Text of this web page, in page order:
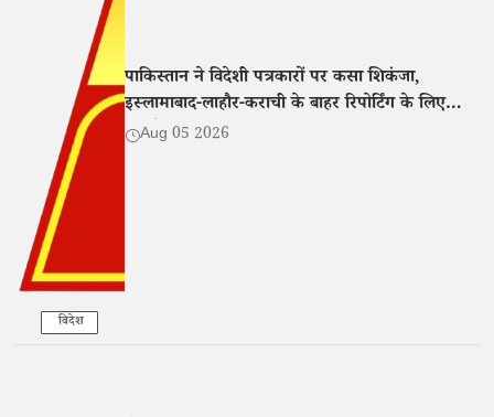
विदेश
पाकिस्तान ने विदेशी पत्रकारों पर कसा शिकंजा,
इस्लामाबाद-लाहौर-कराची के बाहर रिपोर्टिंग के लिए
एनओसी अनिवार्य
Aug 05 2026